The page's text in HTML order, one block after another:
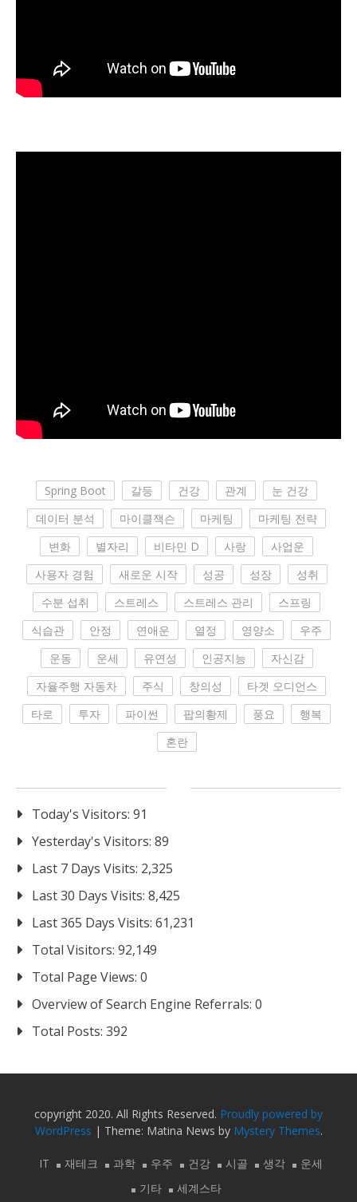
Spring Boot 갈등 건강 관계
눈 건강
데이터 분석
마이클잭슨 마케팅
마케팅 전략
변화
별자리 비타민 D 사랑
사업운
사용자 경험
새로운 시작 성공 성장
성취
수분 섭취
스트레스 스트레스 관리
스프링
식습관
안정 연애운 열정 영양소
우주
운동
운세 유연성 인공지능
자신감
자율주행 자동차
주식 창의성
타겟 오디언스
타로
투자 파이썬 팝의황제 풍요
행복
혼란
Today's Visitors: 91
Yesterday's Visitors: 89
Last 7 Days Visits: 2,325
Last 30 Days Visits: 8,425
Last 365 Days Visits: 61,231
Total Visitors: 92,149
Total Page Views: 0
Overview of Search Engine Referrals: 0
Total Posts: 392
copyright 2020. All Rights Reserved. Proudly powered by
WordPress | Theme: Matina News by Mystery Themes.
IT 재테크 과학 우주 건강 시골 생각
운세
기타
세계스타